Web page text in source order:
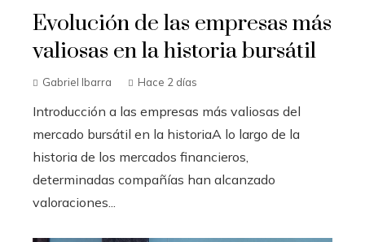
Evolución de las empresas más
valiosas en la historia bursátil
Gabriel Ibarra Hace 2 días
Introducción a las empresas más valiosas del
mercado bursátil en la historiaA lo largo de la
historia de los mercados financieros,
determinadas compañías han alcanzado
valoraciones...